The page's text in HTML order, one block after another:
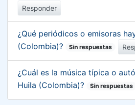
Responder
¿Qué periódicos o emisoras
(Colombia)?
Sin respuestas
¿Cuál es la música típica o
Huila (Colombia)?
Sin respuestas